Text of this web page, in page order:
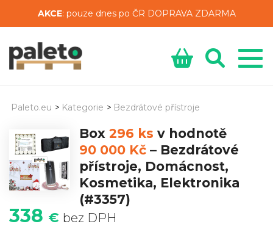
AKCE: pouze dnes po ČR DOPRAVA ZDARMA
Paleto.eu > Kategorie > Bezdrátové přístroje
Box 296 ks v hodnotě
90 000 Kč – Bezdrátové
přístroje, Domácnost,
Kosmetika, Elektronika
(#3357)
338 € bez DPH